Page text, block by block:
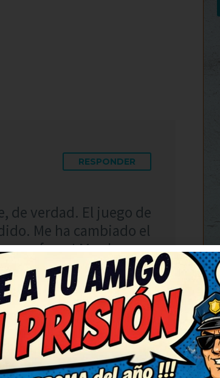
RESPONDER
de verdad. El juego de
Me ha cambiado el
por favor! Me alegran
RESPONDER